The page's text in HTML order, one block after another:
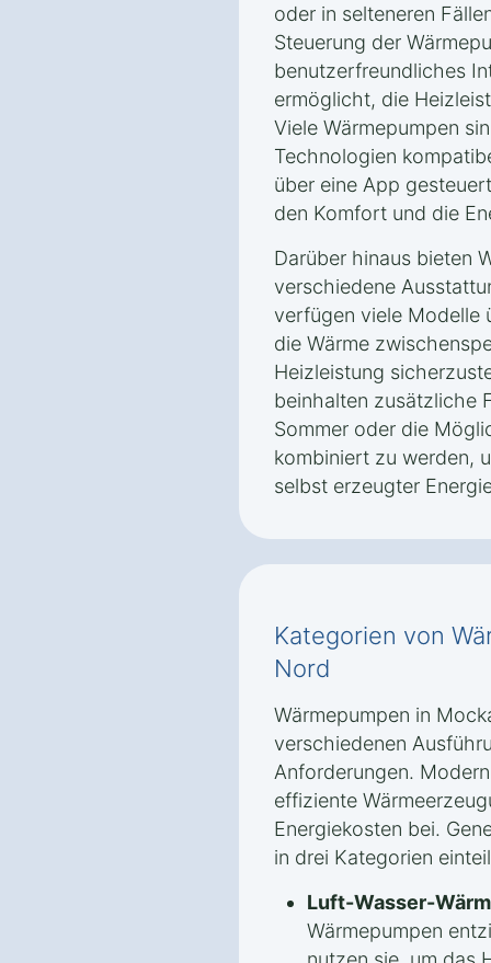
oder in selteneren
Steuerung der
benutzerfreundliches
ermöglicht, die
Viele Wärmepumpen
Technologien
über eine App
den Komfort und die
Darüber hinaus bieten
verschiedene
verfügen viele Modelle
die Wärme
Heizleistung
beinhalten zusätzliche
Sommer oder die
kombiniert zu werden,
selbst erzeugter
Kategorien von
Nord
Wärmepumpen in
verschiedenen
Anforderungen.
effiziente
Energiekosten bei.
in drei Kategorien
Luft-Wasser-
Wärmepumpen